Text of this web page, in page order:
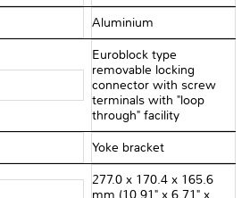
Aluminium
Euroblock type
removable locking
connector with screw
terminals with "loop
through" facility
Yoke bracket
277.0 x 170.4 x 165.6